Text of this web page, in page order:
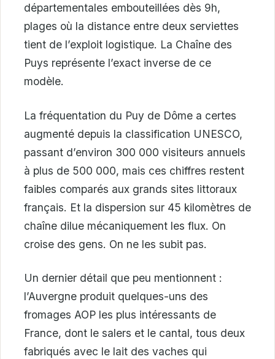
départementales embouteillées dès 9h,
plages où la distance entre deux serviettes
tient de l’exploit logistique. La Chaîne des
Puys représente l’exact inverse de ce
modèle.
La fréquentation du Puy de Dôme a certes
augmenté depuis la classification UNESCO,
passant d’environ 300 000 visiteurs annuels
à plus de 500 000, mais ces chiffres restent
faibles comparés aux grands sites littoraux
français. Et la dispersion sur 45 kilomètres de
chaîne dilue mécaniquement les flux. On
croise des gens. On ne les subit pas.
Un dernier détail que peu mentionnent :
l’Auvergne produit quelques-uns des
fromages AOP les plus intéressants de
France, dont le salers et le cantal, tous deux
fabriqués avec le lait des vaches qui